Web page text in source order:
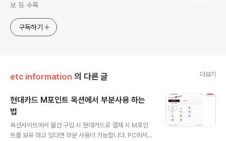
보 등 수록
구독하기
etc information 의 다른 글 더보기
현대카드 M포인트 옥션에서 부분사용 하는
법
옥션사이트에서 물건 구입 시 현대카드로 결제 시 M포인
트를 보유 하고 있다면 부분 사용이 가능합니다. PC에서